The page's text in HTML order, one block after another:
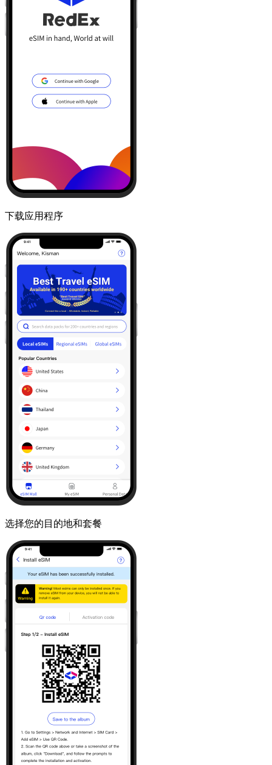
下载应用程序
选择您的目的地和套餐